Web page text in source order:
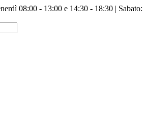
08:00 - 13:00 e 14:30 - 18:30 | Sabato: